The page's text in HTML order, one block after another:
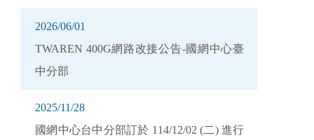
2026/06/01
TWAREN 400G網路改接公告-國網中心臺
中分部
2025/11/28
國網中心台中分部訂於 114/12/02 (二) 進行